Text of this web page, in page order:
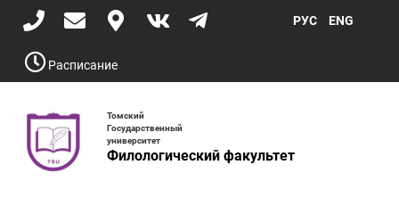
Перейти
содержаниюРасписание
РУС ENG
Томский
Государственный
университет
Филологический факультет